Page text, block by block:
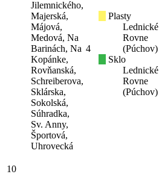
Jilemnického,
Majerská,
Májová,
Medová, Na
Barinách, Na
Kopánke,
Rovňanská,
Schreiberova,
Sklárska,
Sokolská,
Súhradka,
Sv. Anny,
Športová,
Uhrovecká
4
Plasty
Lednické
Rovne
(Púchov)
Sklo
Lednické
Rovne
(Púchov)
10